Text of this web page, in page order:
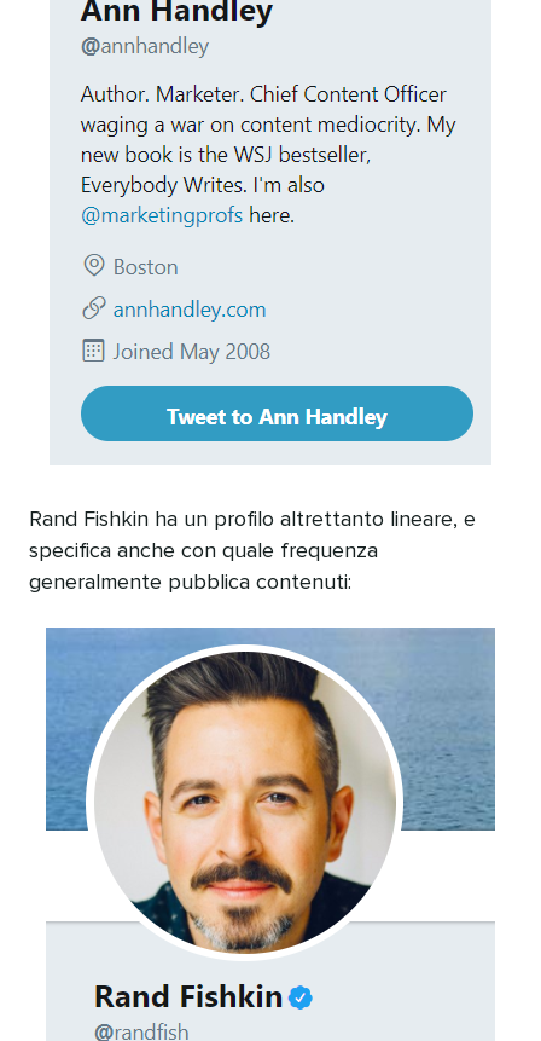
Rand Fishkin ha un profilo altrettanto lineare, e
specifica anche con quale frequenza
generalmente pubblica contenuti: